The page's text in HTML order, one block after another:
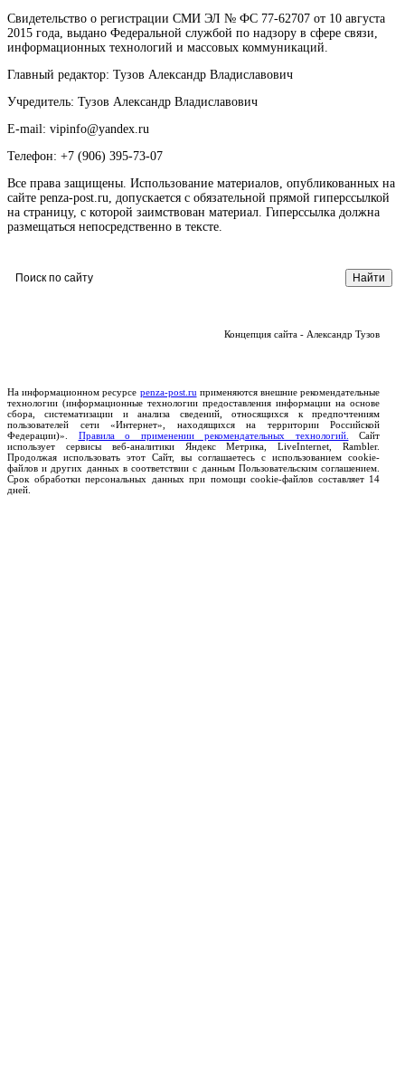
Свидетельство о регистрации СМИ ЭЛ № ФС 77-62707 от 10 августа
2015 года, выдано Федеральной службой по надзору в сфере связи,
информационных технологий и массовых коммуникаций.
Главный редактор: Тузов Александр Владиславович
Учредитель: Тузов Александр Владиславович
E-mail: vipinfo@yandex.ru
Телефон: +7 (906) 395-73-07
Все права защищены. Использование материалов, опубликованных на
сайте penza-post.ru, допускается с обязательной прямой гиперссылкой
на страницу, с которой заимствован материал. Гиперссылка должна
размещаться непосредственно в тексте.
Концепция сайта - Александр Тузов
На информационном ресурсе penza-post.ru применяются внешние рекомендательные
технологии (информационные технологии предоставления информации на основе
сбора, систематизации и анализа сведений, относящихся к предпочтениям
пользователей сети «Интернет», находящихся на территории Российской
Федерации)». Правила о применении рекомендательных технологий.
Сайт
использует сервисы веб-аналитики Яндекс Метрика, LiveInternet, Rambler.
Продолжая использовать этот Сайт, вы соглашаетесь с использованием cookie-
файлов и других данных в соответствии с данным Пользовательским соглашением.
Срок обработки персональных данных при помощи cookie-файлов составляет 14
дней.